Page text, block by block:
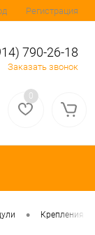
Регистрация
790-26-18
Заказать звонок
0
• Крепления и